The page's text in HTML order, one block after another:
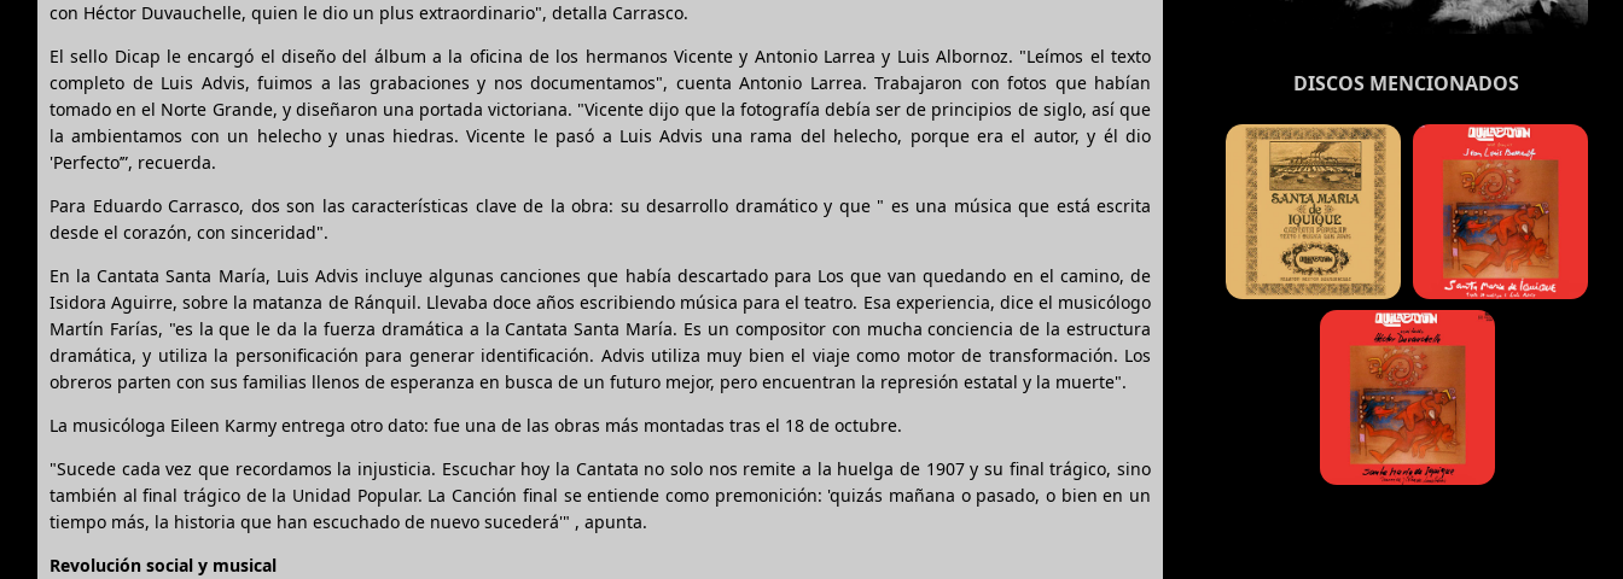
con Héctor Duvauchelle, quien le dio un plus extraordinario", detalla Carrasco.
El sello Dicap le encargó el diseño del álbum a la oficina de los hermanos Vicente y Antonio Larrea y Luis Albornoz. "Leímos el texto
completo de Luis Advis, fuimos a las grabaciones y nos documentamos", cuenta Antonio Larrea. Trabajaron con fotos que habían
tomado en el Norte Grande, y diseñaron una portada victoriana. "Vicente dijo que la fotografía debía ser de principios de siglo, así que
la ambientamos con un helecho y unas hiedras. Vicente le pasó a Luis Advis una rama del helecho, porque era el autor, y él dio
'Perfecto’”, recuerda.
Para Eduardo Carrasco, dos son las características clave de la obra: su desarrollo dramático y que " es una música que está escrita
desde el corazón, con sinceridad".
En la Cantata Santa María, Luis Advis incluye algunas canciones que había descartado para Los que van quedando en el camino, de
Isidora Aguirre, sobre la matanza de Ránquil. Llevaba doce años escribiendo música para el teatro. Esa experiencia, dice el musicólogo
Martín Farías, "es la que le da la fuerza dramática a la Cantata Santa María. Es un compositor con mucha conciencia de la estructura
dramática, y utiliza la personificación para generar identificación. Advis utiliza muy bien el viaje como motor de transformación. Los
obreros parten con sus familias llenos de esperanza en busca de un futuro mejor, pero encuentran la represión estatal y la muerte".
La musicóloga Eileen Karmy entrega otro dato: fue una de las obras más montadas tras el 18 de octubre.
"Sucede cada vez que recordamos la injusticia. Escuchar hoy la Cantata no solo nos remite a la huelga de 1907 y su final trágico, sino
también al final trágico de la Unidad Popular. La Canción final se entiende como premonición: 'quizás mañana o pasado, o bien en un
tiempo más, la historia que han escuchado de nuevo sucederá'" , apunta.
Revolución social y musical
DISCOS MENCIONADOS